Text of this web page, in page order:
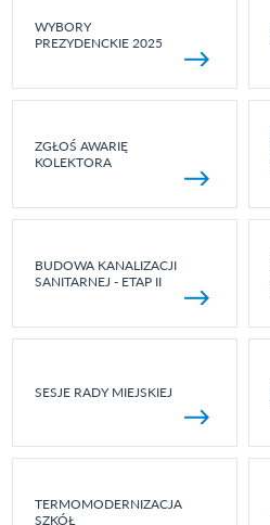
WYBORY
PREZYDENCKIE 2025
ZGŁOŚ AWARIĘ
KOLEKTORA
BUDOWA KANALIZACJI
SANITARNEJ - ETAP II
SESJE RADY MIEJSKIEJ
TERMOMODERNIZACJA
SZKÓŁ